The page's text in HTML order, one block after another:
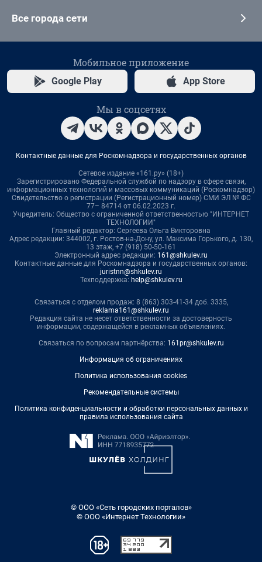
Все города сети
Мобильное приложение
Google Play App Store
Мы в соцсетях
Контактные данные для Роскомнадзора и государственных органов
Сетевое издание «161.ру» (18+)
Зарегистрировано Федеральной службой по надзору в сфере связи,
информационных технологий и массовых коммуникаций (Роскомнадзор)
Свидетельство о регистрации (Регистрационный номер) СМИ ЭЛ № ФС
77– 84714 от 06.02.2023 г.
Учредитель: Общество с ограниченной ответственностью "ИНТЕРНЕТ
ТЕХНОЛОГИИ"
Главный редактор: Сергеева Ольга Викторовна
Адрес редакции: 344002, г. Ростов-на-Дону, ул. Максима Горького, д. 130,
13 этаж, +7 (918) 50-50-161
Электронный адрес редакции: 161@shkulev.ru
Контактные данные для Роскомнадзора и государственных органов:
juristnn@shkulev.ru
Техподдержка: help@shkulev.ru
Связаться с отделом продаж: 8 (863) 303-41-34 доб. 3335,
reklama161@shkulev.ru
Редакция сайта не несет ответственности за достоверность
информации, содержащейся в рекламных объявлениях.
Связаться по вопросам партнёрства: 161pr@shkulev.ru
Информация об ограничениях
Политика использования cookies
Рекомендательные системы
Политика конфиденциальности и обработки персональных данных и
правила использования сайта
© ООО «Сеть городских порталов»
© ООО «Интернет Технологии»